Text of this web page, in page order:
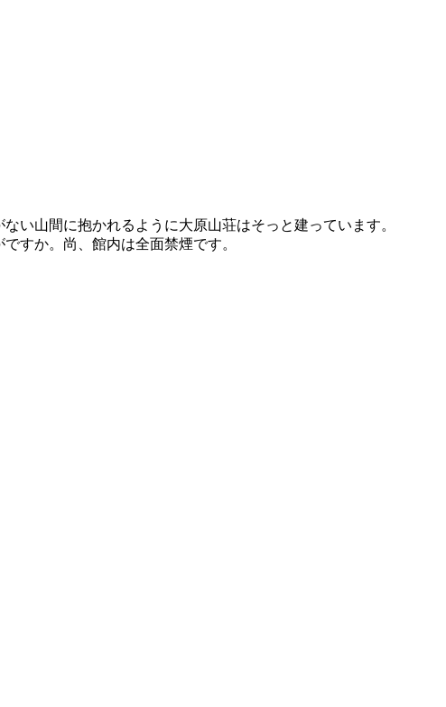
い山間に抱かれるように大原山荘はそっと建っています。
すか。尚、館内は全面禁煙です。